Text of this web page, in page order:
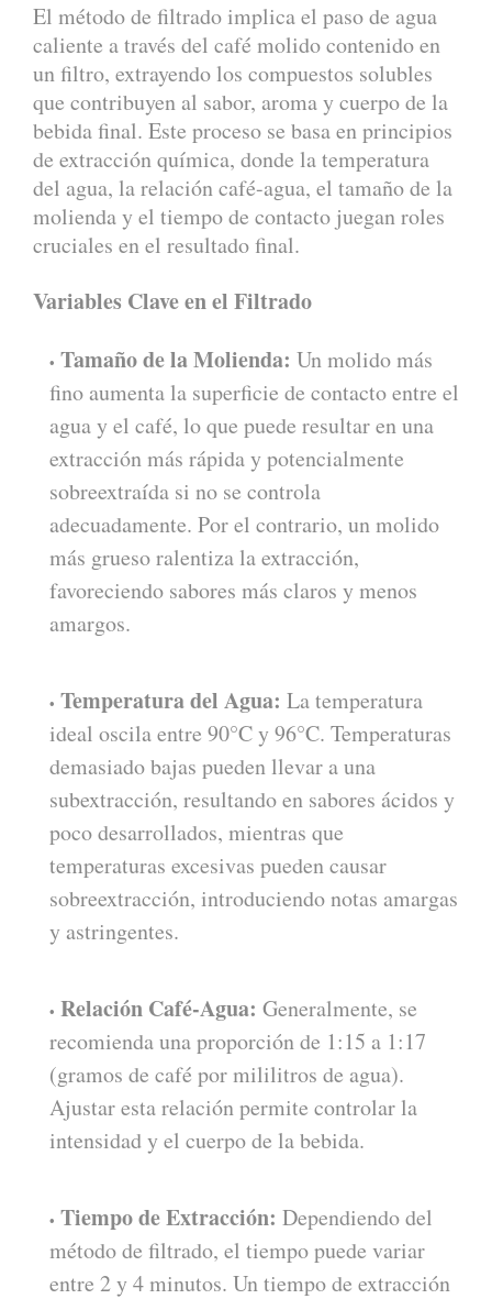
El método de filtrado implica el paso de agua
caliente a través del café molido contenido en
un filtro, extrayendo los compuestos solubles
que contribuyen al sabor, aroma y cuerpo de la
bebida final. Este proceso se basa en principios
de extracción química, donde la temperatura
del agua, la relación café-agua, el tamaño de la
molienda y el tiempo de contacto juegan roles
cruciales en el resultado final.
Variables Clave en el Filtrado
Tamaño de la Molienda: Un molido más
fino aumenta la superficie de contacto entre el
agua y el café, lo que puede resultar en una
extracción más rápida y potencialmente
sobreextraída si no se controla
adecuadamente. Por el contrario, un molido
más grueso ralentiza la extracción,
favoreciendo sabores más claros y menos
amargos.
Temperatura del Agua: La temperatura
ideal oscila entre 90°C y 96°C. Temperaturas
demasiado bajas pueden llevar a una
subextracción, resultando en sabores ácidos y
poco desarrollados, mientras que
temperaturas excesivas pueden causar
sobreextracción, introduciendo notas amargas
y astringentes.
Relación Café-Agua: Generalmente, se
recomienda una proporción de 1:15 a 1:17
(gramos de café por mililitros de agua).
Ajustar esta relación permite controlar la
intensidad y el cuerpo de la bebida.
Tiempo de Extracción: Dependiendo del
método de filtrado, el tiempo puede variar
entre 2 y 4 minutos. Un tiempo de extracción